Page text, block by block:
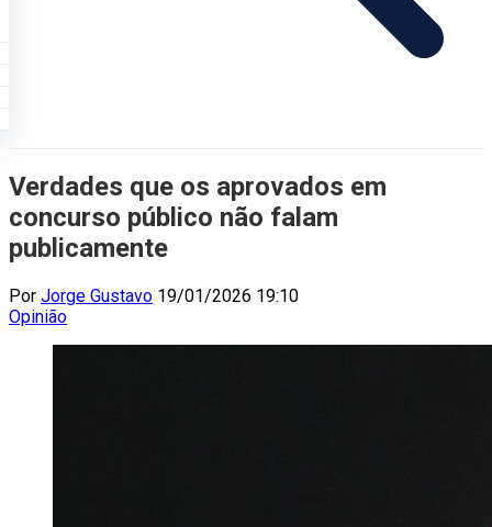
Verdades que os aprovados em
concurso público não falam
publicamente
Por Jorge Gustavo 19/01/2026 19:10
Opinião